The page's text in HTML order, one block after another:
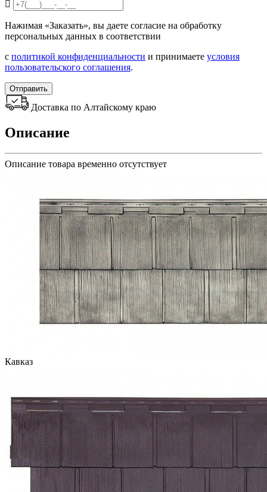
Нажимая «Заказать», вы даете согласие на обработку
персональных данных в соответствии
с политикой конфиденциальности и принимаете условия
пользовательского соглашения.
Отправить
Доставка по Алтайскому краю
Описание
Описание товара временно отсутствует
Кавказ